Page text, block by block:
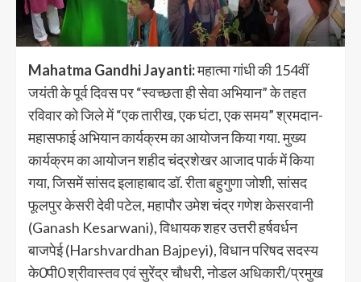
Mahatma Gandhi Jayanti:महात्मा गांधी की 154वीं
जयंती के पूर्व दिवस पर “स्वच्छता ही सेवा अभियान” के तहत
रविवार को जिले में “एक तारीख, एक घंटा, एक समय” श्रमदान-
महासफाई अभियान कार्यक्रम का आयोजन किया गया. मुख्य
कार्यक्रम का आयोजन शहीद चंद्रशेखर आजाद पार्क में किया
गया, जिसमें सांसद इलाहाबाद डॉ. रीता बहुगुणा जोशी, सांसद
फूलपुर केसरी देवी पटेल, महापौर उमेश चंद्र गणेश केसरवानी
(Ganash Kesarwani), विधायक शहर उत्तरी हर्षवर्धन
बाजपेई (Harshvardhan Bajpeyi), विधान परिषद सदस्य
के0पी0 श्रीवास्तव एवं सुरेंद्र चौधरी, नोडल अधिकारी/प्रमुख